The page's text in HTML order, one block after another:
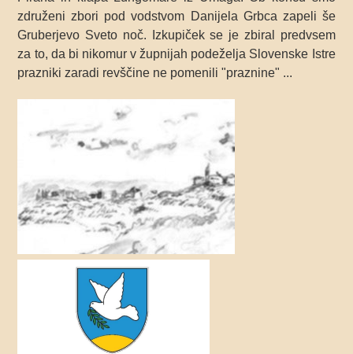
združeni zbori pod vodstvom Danijela Grbca zapeli še
Gruberjevo Sveto noč. Izkupiček se je zbiral predvsem
za to, da bi nikomur v župnijah podeželja Slovenske Istre
prazniki zaradi revščine ne pomenili "praznine" ...